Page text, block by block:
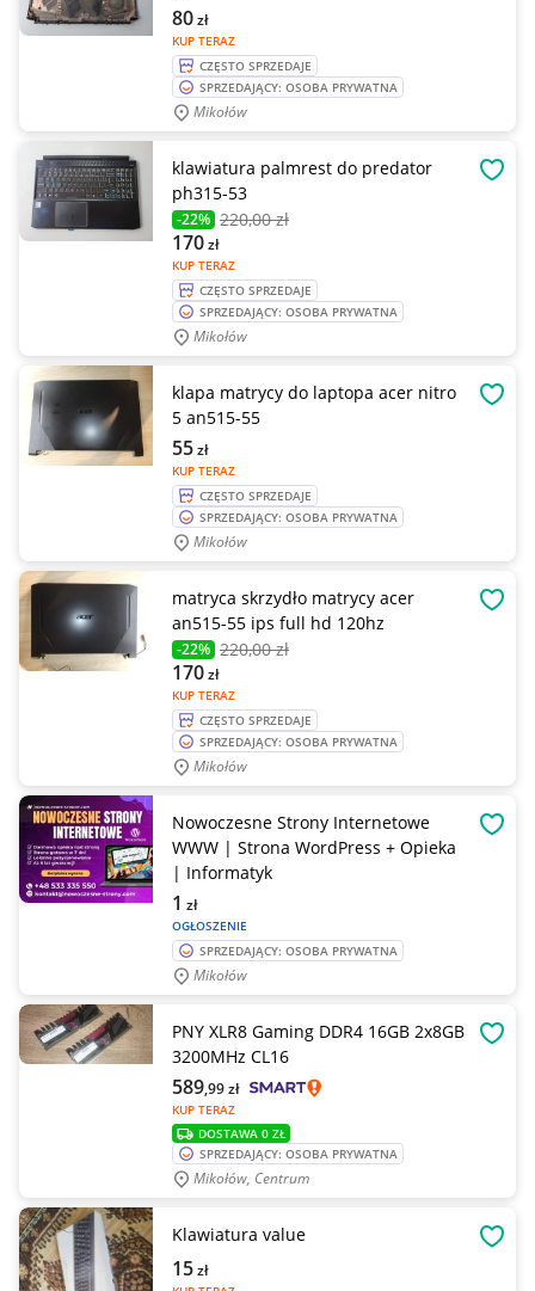
KUP TERAZ
80zł
CZĘSTO SPRZEDAJE
SPRZEDAJĄCY: OSOBA PRYWATNA
Mikołów
klawiatura palmrest do predator
ph315-53
-22% 220,00 zł
KUP TERAZ
170zł
CZĘSTO SPRZEDAJE
SPRZEDAJĄCY: OSOBA PRYWATNA
Mikołów
klapa matrycy do laptopa acer nitro
5 an515-55
KUP TERAZ
55zł
CZĘSTO SPRZEDAJE
SPRZEDAJĄCY: OSOBA PRYWATNA
Mikołów
matryca skrzydło matrycy acer
an515-55 ips full hd 120hz
-22% 220,00 zł
KUP TERAZ
170zł
CZĘSTO SPRZEDAJE
SPRZEDAJĄCY: OSOBA PRYWATNA
Mikołów
Nowoczesne Strony Internetowe
WWW | Strona WordPress + Opieka
| Informatyk
OGŁOSZENIE
1 zł
SPRZEDAJĄCY: OSOBA PRYWATNA
Mikołów
PNY XLR8 Gaming DDR4 16GB 2x8GB
3200MHz CL16
KUP TERAZ
589,99zł
DOSTAWA 0 ZŁ
SPRZEDAJĄCY: OSOBA PRYWATNA
Mikołów, Centrum
Klawiatura value
15zł